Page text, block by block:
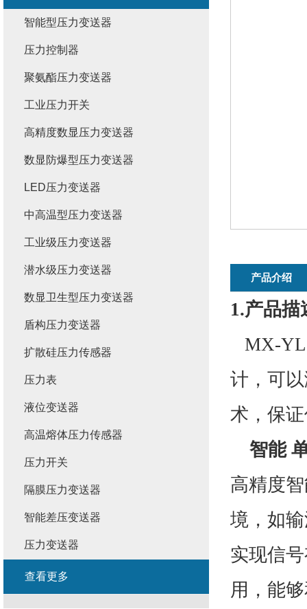
产品介绍
1.产品描
MX-
计，可
术，保
智能
高精度
境，如
实现信
用，能
智能型压力变送器
压力控制器
聚氨酯压力变送器
工业压力开关
高精度数显压力变送器
数显防爆型压力变送器
LED压力变送器
中高温型压力变送器
工业级压力变送器
潜水级压力变送器
数显卫生型压力变送器
盾构压力变送器
扩散硅压力传感器
压力表
液位变送器
高温熔体压力传感器
压力开关
隔膜压力变送器
智能差压变送器
压力变送器
查看更多